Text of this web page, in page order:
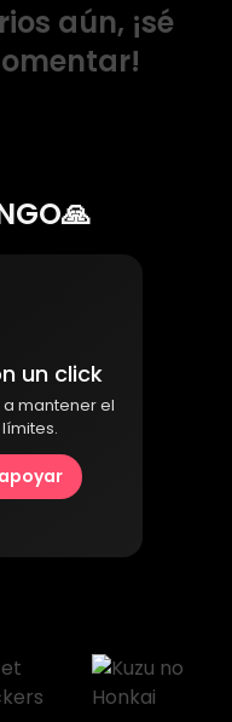
aún, ¡sé
un click
mantener el